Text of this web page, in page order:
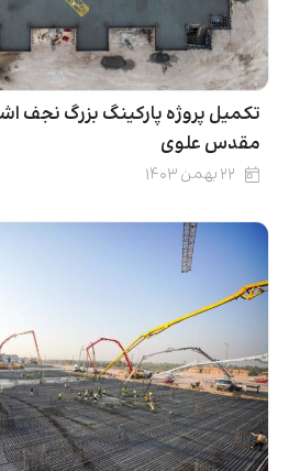
تکمیل پروژه پارکینگ بزرگ نجف
مقدس علوی
۲۲ بهمن ۱۴۰۳